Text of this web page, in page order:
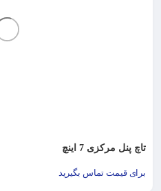
تاچ پنل مرکزی 7 اینچ
برای قیمت تماس بگیرید